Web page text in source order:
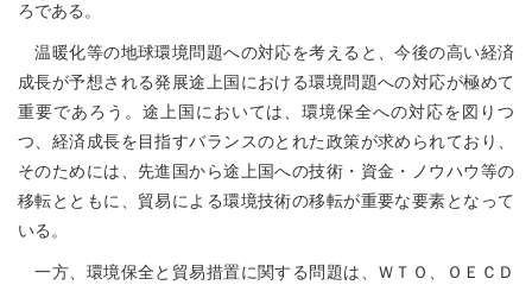
ろである。
温暖化等の地球環境問題への対応を考えると、今後の高い経済
成長が予想される発展途上国における環境問題への対応が極めて
重要であろう。途上国においては、環境保全への対応を図りつ
つ、経済成長を目指すバランスのとれた政策が求められており、
そのためには、先進国から途上国への技術・資金・ノウハウ等の
移転とともに、貿易による環境技術の移転が重要な要素となって
いる。
一方、環境保全と貿易措置に関する問題は、ＷＴＯ、ＯＥＣＤ